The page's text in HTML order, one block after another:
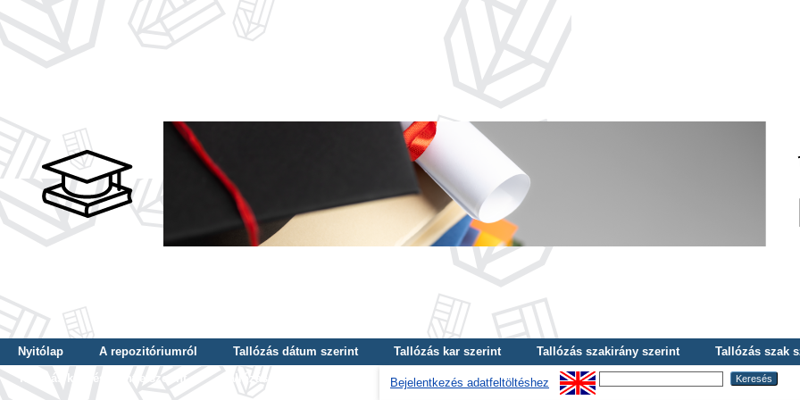
Nyitólap A repozitóriumról Tallózás dátum szerint Tallózás kar szerint Tallózás szakirány szerint Tallózás szak
Tallózás képzés szintje szerint
Tallózás kulcsszó szerint Bejelentkezés adatfeltöltéshez